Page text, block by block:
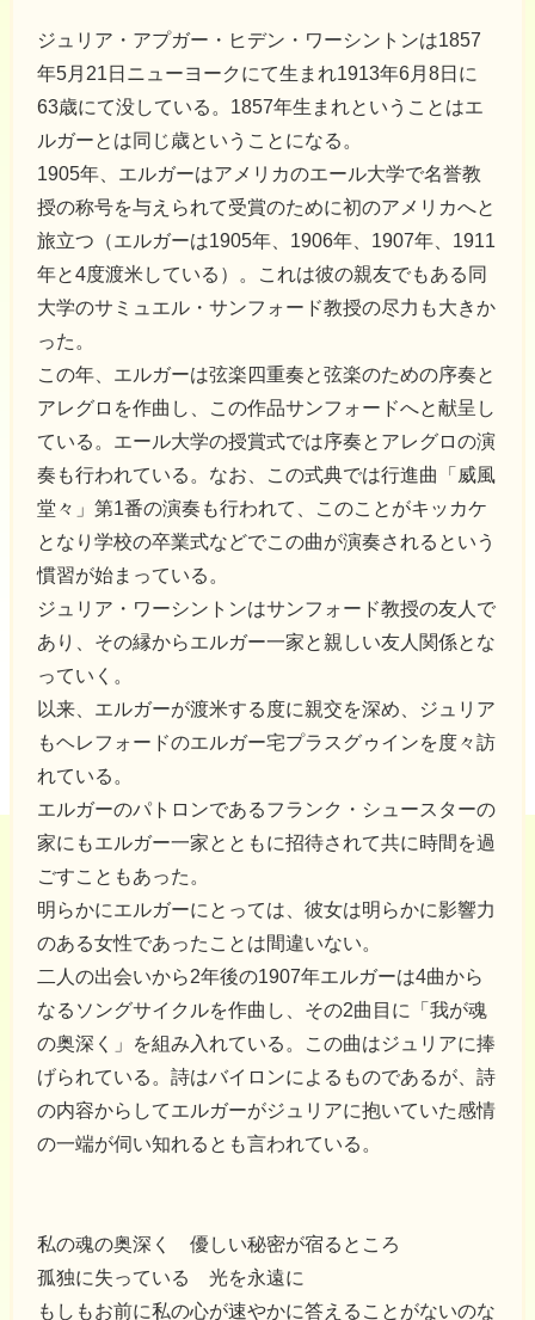
ジュリア・アプガー・ヒデン・ワーシントンは1857
年5月21日ニューヨークにて生まれ1913年6月8日に
63歳にて没している。1857年生まれということはエ
ルガーとは同じ歳ということになる。
1905年、エルガーはアメリカのエール大学で名誉教
授の称号を与えられて受賞のために初のアメリカへと
旅立つ（エルガーは1905年、1906年、1907年、1911
年と4度渡米している）。これは彼の親友でもある同
大学のサミュエル・サンフォード教授の尽力も大きか
った。
この年、エルガーは弦楽四重奏と弦楽のための序奏と
アレグロを作曲し、この作品サンフォードへと献呈し
ている。エール大学の授賞式では序奏とアレグロの演
奏も行われている。なお、この式典では行進曲「威風
堂々」第1番の演奏も行われて、このことがキッカケ
となり学校の卒業式などでこの曲が演奏されるという
慣習が始まっている。
ジュリア・ワーシントンはサンフォード教授の友人で
あり、その縁からエルガー一家と親しい友人関係とな
っていく。
以来、エルガーが渡米する度に親交を深め、ジュリア
もヘレフォードのエルガー宅プラスグゥインを度々訪
れている。
エルガーのパトロンであるフランク・シュースターの
家にもエルガー一家とともに招待されて共に時間を過
ごすこともあった。
明らかにエルガーにとっては、彼女は明らかに影響力
のある女性であったことは間違いない。
二人の出会いから2年後の1907年エルガーは4曲から
なるソングサイクルを作曲し、その2曲目に「我が魂
の奥深く」を組み入れている。この曲はジュリアに捧
げられている。詩はバイロンによるものであるが、詩
の内容からしてエルガーがジュリアに抱いていた感情
の一端が伺い知れるとも言われている。
私の魂の奥深く 優しい秘密が宿るところ
孤独に失っている 光を永遠に
もしもお前に私の心が速やかに答えることがないのな